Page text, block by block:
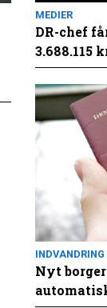
MEDIER
DR-chef
3.688.115
INDVANDRING
Nyt